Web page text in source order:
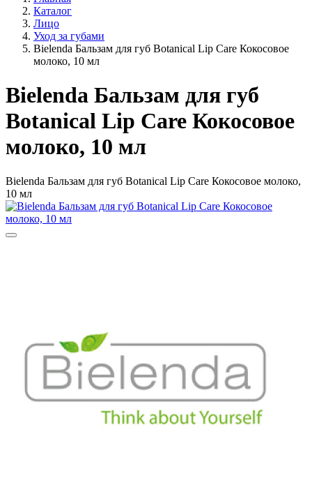
Каталог
Лицо
Уход за губами
Bielenda Бальзам для губ Botanical Lip Care Кокосовое
молоко, 10 мл
Bielenda Бальзам для губ
Botanical Lip Care Кокосовое
молоко, 10 мл
Bielenda Бальзам для губ Botanical Lip Care Кокосовое молоко,
10 мл